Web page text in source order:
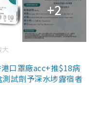
+2
口罩廠acc+推$18病
試劑予深水埗露宿者